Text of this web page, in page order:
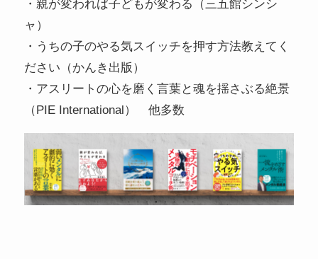
・親が変われば子どもが変わる（三五館シンシ
ャ）
・うちの子のやる気スイッチを押す方法教えてく
ださい（かんき出版）
・アスリートの心を磨く言葉と魂を揺さぶる絶景
（PIE International） 他多数